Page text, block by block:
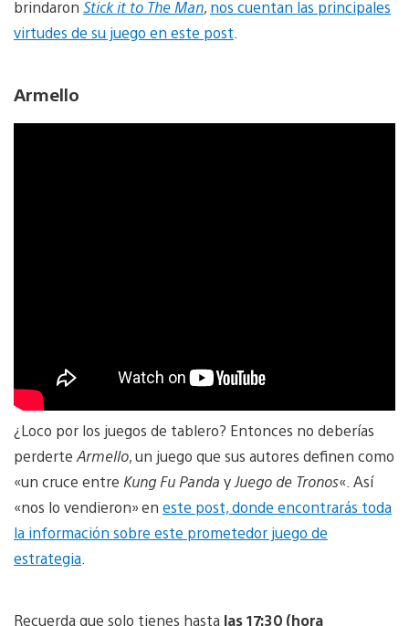
brindaron Stick it to The Man, nos cuentan las principales
virtudes de su juego en este post
Armello
¿Loco por los juegos de tablero? Entonces no deberías
perderte Armello, un juego que sus autores definen como
«un cruce entre Kung Fu Panda y Juego de Tronos«. Así
«nos lo vendieron» en este post, donde encontrarás toda
la información sobre este prometedor juego de
estrategia
Recuerda que solo tienes hasta las 17:30 (hora